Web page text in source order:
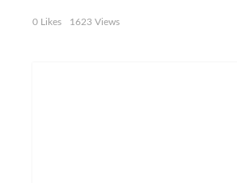
0 Likes 1623 Views